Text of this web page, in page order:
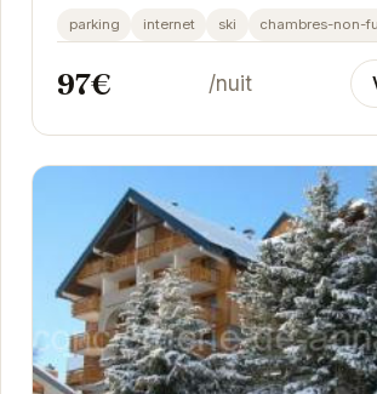
les voyageurs en quête de confort et
parking internet ski chambres-non-
97€ /nuit